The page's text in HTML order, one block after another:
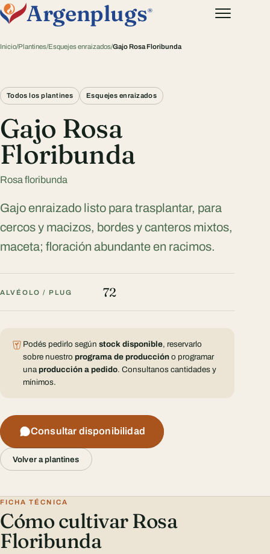
Argenplugs®
Inicio/Plantines/Esquejes enraizados/Gajo Rosa Floribunda
Todos los plantines Esquejes enraizados
Gajo Rosa
Floribunda
Rosa floribunda
Gajo enraizado listo para trasplantar, para
cercos y macizos, bordes y canteros mixtos,
maceta; floración abundante en racimos.
ALVÉOLO / PLUG 72
Podés pedirlo según stock disponible, reservarlo
sobre nuestro programa de produccióno programar
una producción a pedido. Consultanos cantidades y
mínimos.
Consultar disponibilidad
Volver a plantines
FICHA TÉCNICA
Cómo cultivar Rosa
Floribunda